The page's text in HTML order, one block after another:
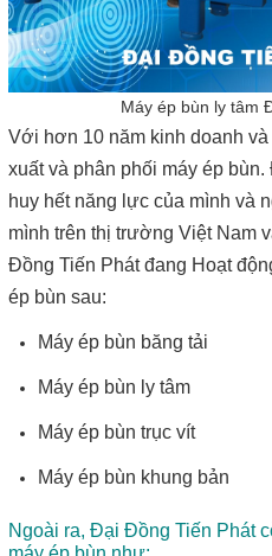
Máy ép bùn ly tâm
Với hơn 10 năm kinh doanh
xuất và phân phối máy ép
huy hết năng lực của mình và
mình trên thị trường Việt Nam
Đồng Tiến Phát đang Hoạt
ép bùn sau:
Máy ép bùn băng tải
Máy ép bùn ly tâm
Máy ép bùn trục vít
Máy ép bùn khung bản
Ngoài ra, Đại Đồng Tiến Phát